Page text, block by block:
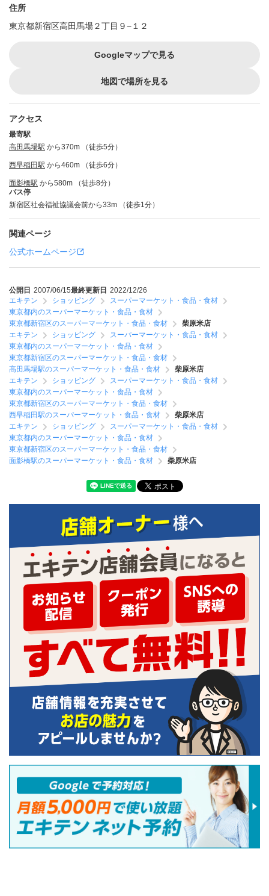
住所
東京都新宿区高田馬場２丁目９−１２
Googleマップで見る
地図で場所を見る
アクセス
最寄駅
高田馬場駅 から370m （徒歩5分）
西早稲田駅 から460m （徒歩6分）
面影橋駅 から580m （徒歩8分）
バス停
新宿区社会福祉協議会前から33m （徒歩1分）
関連ページ
公式ホームページ
公開日 2007/06/15最終更新日 2022/12/26
エキテン
ショッピング
スーパーマーケット・食品・食材
東京都内のスーパーマーケット・食品・食材
東京都新宿区のスーパーマーケット・食品・食材
柴原米店
エキテン
ショッピング
スーパーマーケット・食品・食材
東京都内のスーパーマーケット・食品・食材
東京都新宿区のスーパーマーケット・食品・食材
高田馬場駅のスーパーマーケット・食品・食材
柴原米店
エキテン
ショッピング
スーパーマーケット・食品・食材
東京都内のスーパーマーケット・食品・食材
東京都新宿区のスーパーマーケット・食品・食材
西早稲田駅のスーパーマーケット・食品・食材
柴原米店
エキテン
ショッピング
スーパーマーケット・食品・食材
東京都内のスーパーマーケット・食品・食材
東京都新宿区のスーパーマーケット・食品・食材
面影橋駅のスーパーマーケット・食品・食材
柴原米店